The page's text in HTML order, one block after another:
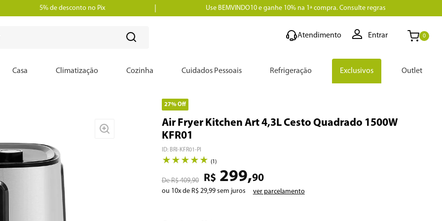
5% de desconto no Pix Use BEMVINDO10 e ganhe 10% na 1ª compra. Consulte regras
Atendimento Entrar 0
Casa Climatização Cozinha Cuidados Pessoais Refrigeração Exclusivos Outlet
27%Off
Air Fryer Kitchen Art 4,3L Cesto Quadrado 1500W
KFR01
ID: BRI-KFR01-PI
★ ★ ★ ★ ★ (1 )
R$ 409,90 R$ 299,90
ou 10x de R$ 29,99sem juros ver parcelamento